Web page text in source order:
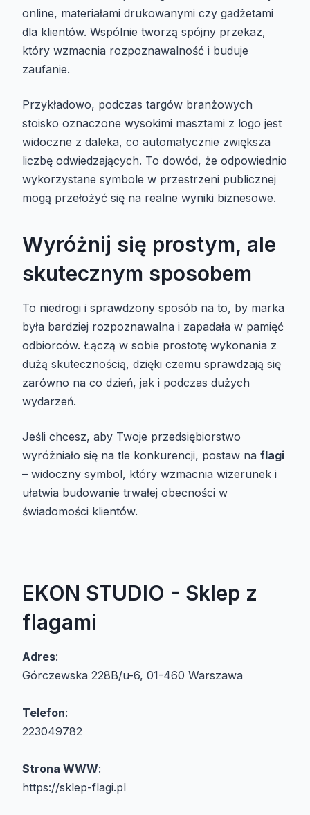
online, materiałami drukowanymi czy gadżetami
dla klientów. Wspólnie tworzą spójny przekaz,
który wzmacnia rozpoznawalność i buduje
zaufanie.
Przykładowo, podczas targów branżowych
stoisko oznaczone wysokimi masztami z logo jest
widoczne z daleka, co automatycznie zwiększa
liczbę odwiedzających. To dowód, że odpowiednio
wykorzystane symbole w przestrzeni publicznej
mogą przełożyć się na realne wyniki biznesowe.
Wyróżnij się prostym, ale
skutecznym sposobem
To niedrogi i sprawdzony sposób na to, by marka
była bardziej rozpoznawalna i zapadała w pamięć
odbiorców. Łączą w sobie prostotę wykonania z
dużą skutecznością, dzięki czemu sprawdzają się
zarówno na co dzień, jak i podczas dużych
wydarzeń.
Jeśli chcesz, aby Twoje przedsiębiorstwo
wyróżniało się na tle konkurencji, postaw na flagi
– widoczny symbol, który wzmacnia wizerunek i
ułatwia budowanie trwałej obecności w
świadomości klientów.
EKON STUDIO - Sklep z
flagami
Adres:
Górczewska 228B/u-6, 01-460 Warszawa
Telefon:
223049782
Strona WWW:
https://sklep-flagi.pl